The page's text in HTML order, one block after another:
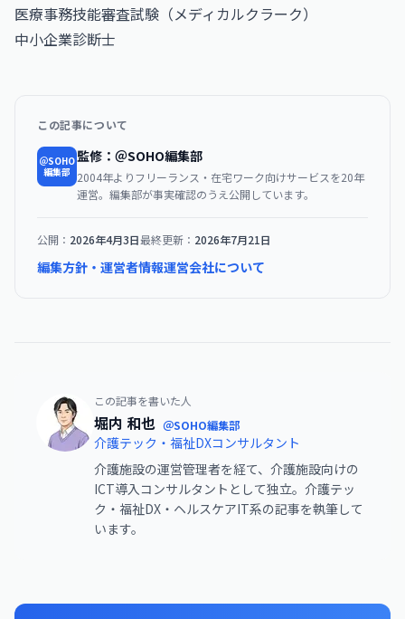
医療事務技能審査試験（メディカルクラーク）
中小企業診断士
この記事について
＠SOHO
編集部
監修：＠SOHO編集部
2004年よりフリーランス・在宅ワーク向けサービスを20年
運営。編集部が事実確認のうえ公開しています。
公開： 2026年4月3日最終更新： 2026年7月21日
編集方針・運営者情報運営会社について
この記事を書いた人
堀内 和也 ＠SOHO編集部
介護テック・福祉DXコンサルタント
介護施設の運営管理者を経て、介護施設向けの
ICT導入コンサルタントとして独立。介護テッ
ク・福祉DX・ヘルスケアIT系の記事を執筆して
います。